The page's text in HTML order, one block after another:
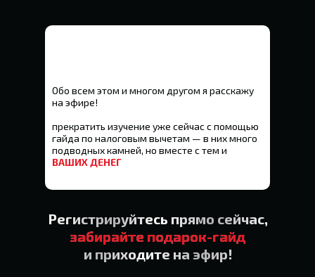
Регистрируйтесь прямо сейчас,
забирайте подарок-гайд
и приходите на эфир!
Обо всем этом и многом другом я расскажу
на эфире!
прекратить изучение уже сейчас с помощью
гайда по налоговым вычетам — в них много
подводных камней, но вместе с тем и
ВАШИХ ДЕНЕГ